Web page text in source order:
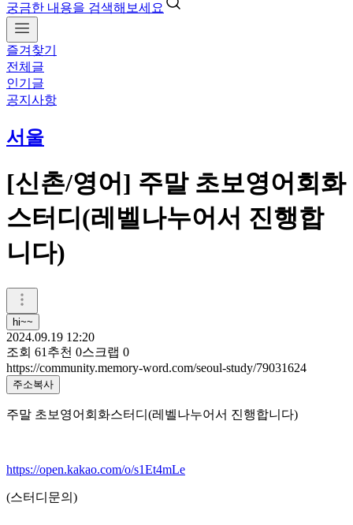
궁금한 내용을 검색해보세요
즐겨찾기
전체글
인기글
공지사항
서울
[신촌/영어] 주말 초보영어회화
스터디(레벨나누어서 진행합
니다)
hi~~
2024.09.19 12:20
조회 61 추천 0스크랩 0
https://community.memory-word.com/seoul-study/79031624
주소복사
주말 초보영어회화스터디(레벨나누어서 진행합니다)
https://open.kakao.com/o/s1Et4mLe
(스터디문의)